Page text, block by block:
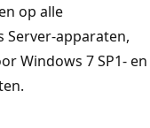
op alle
Server-apparaten,
Windows 7 SP1- en